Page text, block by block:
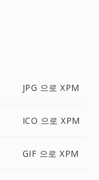
JPG 으로 XPM
ICO 으로 XPM
GIF 으로 XPM